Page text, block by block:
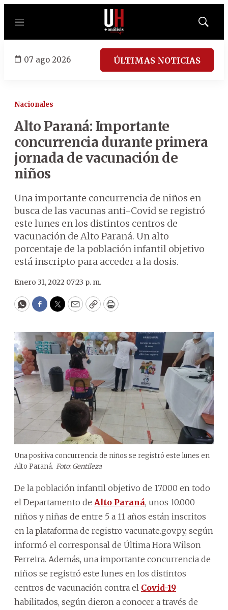
Menú
Mostrar
07 ago 2026 ÚLTIMAS NOTICIAS
Nacionales
Alto Paraná: Importante
concurrencia durante primera
jornada de vacunación de
niños
Una importante concurrencia de niños en
busca de las vacunas anti-Covid se registró
este lunes en los distintos centros de
vacunación de Alto Paraná. Un alto
porcentaje de la población infantil objetivo
está inscripto para acceder a la dosis.
Enero 31, 2022 07:23 p. m.
WhatsApp
Facebook
Twitter
EmailCopyPrint
Una positiva concurrencia de niños se registró este lunes en
Alto Paraná. Foto: Gentileza
De la población infantil objetivo de 17.000 en todo
el Departamento de Alto Paraná, unos 10.000
niños y niñas de entre 5 a 11 años están inscritos
en la plataforma de registro vacunate.gov.py, según
informó el corresponsal de Última Hora Wilson
Ferreira. Además, una importante concurrencia de
niños se registró este lunes en los distintos
centros de vacunación contra el Covid-19
habilitados, según dieron a conocer a través de